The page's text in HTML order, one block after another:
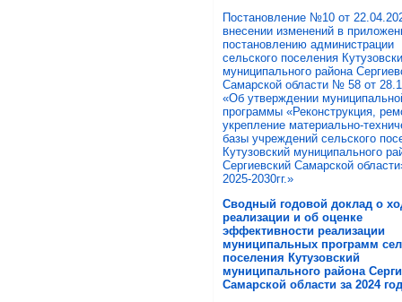
Постановление №10 от
внесении изменений в
постановлению администрации
сельского поселения
муниципального района
Самарской области № 58 от
«Об утверждении
программы «Реконструкция,
укрепление материально-
базы учреждений сельского
Кутузовский муниципального
Сергиевский Самарской
2025-2030гг.»
Сводный годовой доклад о
реализации и об оценке
эффективности реализации
муниципальных программ
поселения Кутузовский
муниципального района
Самарской области за 2024